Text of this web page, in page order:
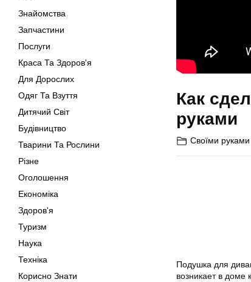
Знайомства
Запчастини
Послуги
Краса Та Здоров'я
Для Дорослих
Одяг Та Взуття
Дитячий Світ
Будівництво
Тварини Та Рослини
Різне
Оголошення
Економіка
Здоров'я
Туризм
Наука
Техніка
Корисно Знати
Как
руками
Своїми руками
Подушка для
возникает в доме